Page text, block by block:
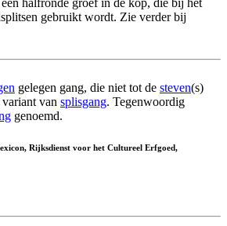
halfronde groef in de kop, die bij het
gebruikt wordt. Zie verder bij
gelegen gang, die niet tot de steven(s)
van splisgang. Tegenwoordig
genoemd.
Rijksdienst voor het Cultureel Erfgoed,